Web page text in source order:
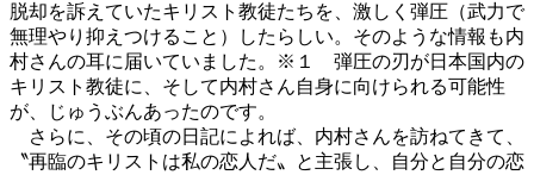
脱却を訴えていたキリスト教徒たちを、激しく弾圧（武力で
無理やり抑えつけること）したらしい。そのような情報も内
村さんの耳に届いていました。
※１
弾圧の刃が日本国内の
キリスト教徒に、そして内村さん自身に向けられる可能性
が、じゅうぶんあったのです。
さらに、その頃の日記によれば、内村さんを訪ねてきて、
〝再臨のキリストは私の恋人だ〟と主張し、自分と自分の恋